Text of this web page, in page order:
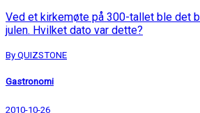
Ved et kirkemøte på 300-tallet ble det
julen. Hvilket dato var dette?
By QUIZSTONE
Gastronomi
2010-10-26